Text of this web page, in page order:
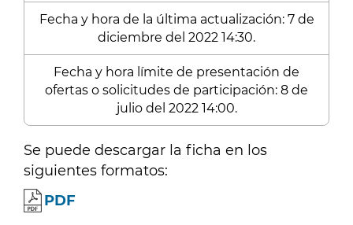
Fecha y hora de la última actualización: 7 de
diciembre del 2022 14:30.
Fecha y hora límite de presentación de
ofertas o solicitudes de participación: 8 de
julio del 2022 14:00.
Se puede descargar la ficha en los
siguientes formatos:
PDF